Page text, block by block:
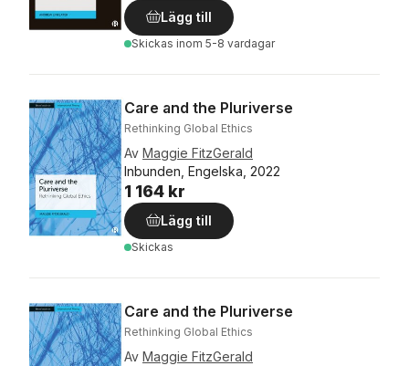
Lägg till
Skickas inom 5-8 vardagar
Care and the Pluriverse
Rethinking Global Ethics
Av Maggie FitzGerald
Inbunden, Engelska, 2022
1 164 kr
Lägg till
Skickas
Care and the Pluriverse
Rethinking Global Ethics
Av Maggie FitzGerald